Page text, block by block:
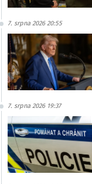
7. srpna 2026 20:55
7. srpna 2026 19:37